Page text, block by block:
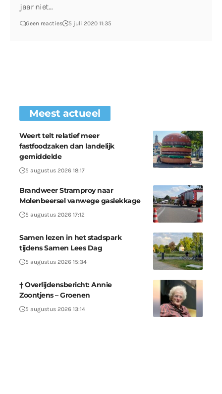
jaar niet…
Geen reacties 5 juli 2020 11:35
Meest actueel
Weert telt relatief meer
fastfoodzaken dan landelijk
gemiddelde
5 augustus 2026 18:17
Brandweer Stramproy naar
Molenbeersel vanwege gaslekkage
5 augustus 2026 17:12
Samen lezen in het stadspark
tijdens Samen Lees Dag
5 augustus 2026 15:34
† Overlijdensbericht: Annie
Zoontjens – Groenen
5 augustus 2026 13:14